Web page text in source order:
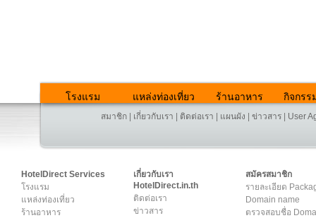
โรงแรม แหล่งท่องเที่ยว ร้านอาหาร กิจกรร
สมาชิก เกี่ยวกับเรา ติดต่อเรา แผนผัง ข่าวสาร User
HotelDirect Services
โรงแรม
แหล่งท่องเที่ยว
ร้านอาหาร
เกี่ยวกับเรา
HotelDirect.in.th
ติดต่อเรา
ข่าวสาร
สมัครสมาชิก
รายละเอียด
Domain name
ตรวจสอบชื่อ